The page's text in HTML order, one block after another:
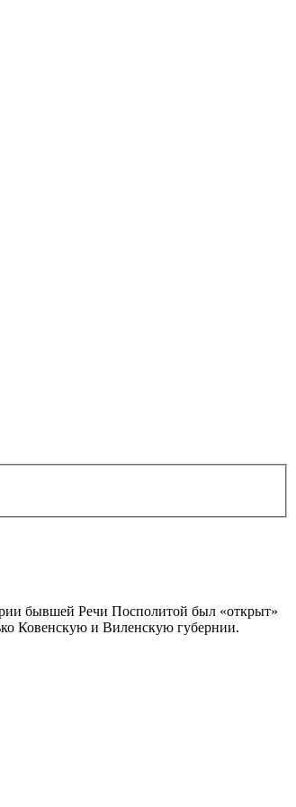
бывшей Речи Посполитой был «открыт»
Ковенскую и Виленскую губернии.